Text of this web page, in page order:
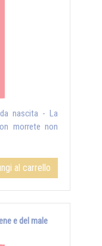
nascita - La
morrete non
al carrello
e del male